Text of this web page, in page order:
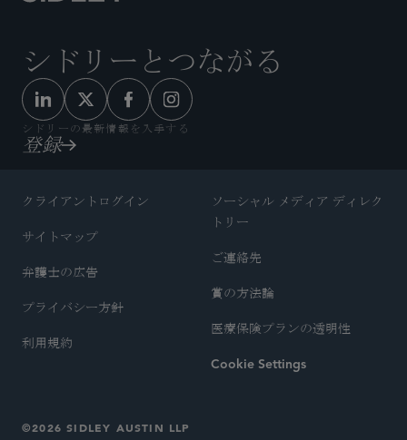
シドリーとつながる
シドリーの最新情報を入手する
登録
クライアントログイン
サイトマップ
弁護士の広告
プライバシー方針
利用規約
ソーシャル メディア ディレク
トリー
ご連絡先
賞の方法論
医療保険プランの透明性
Cookie Settings
©2026 SIDLEY AUSTIN LLP